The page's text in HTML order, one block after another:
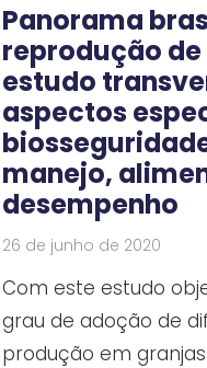
Panorama
reprodução
estudo
aspectos
manejo,
desempenho
26 de junho de 2020
Com este estudo
grau de adoção de
produção em